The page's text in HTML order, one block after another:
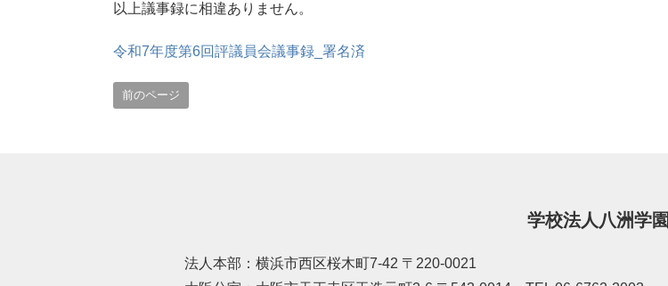
以上議事録に相違ありません。
令和7年度第6回評議員会議事録_署名済
前のページ
学校法人八洲学園
法人本部：横浜市西区桜木町7-42 〒220-0021